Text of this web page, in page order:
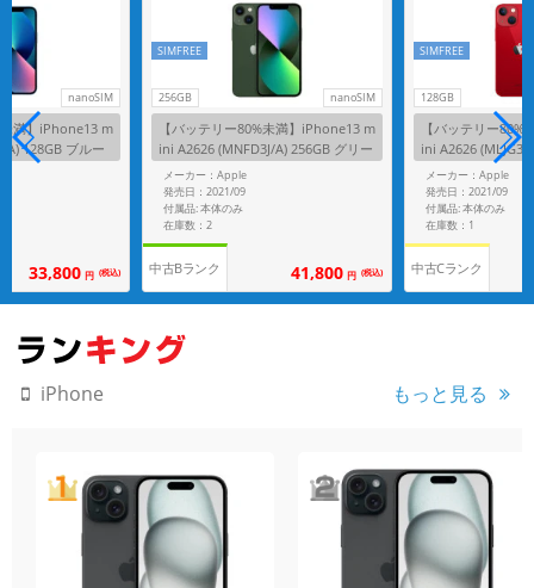
nanoSIM
満】iPhone13 m
A) 128GB ブルー
33,800 円 (税込)
256GB nanoSIM
SIMFREE
【バッテリー80%未満】iPhone13 m
ini A2626 (MNFD3J/A) 256GB グリー
ン 【国内版SIMフリー】
メーカー：Apple
発売日：2021/09
付属品: 本体のみ
在庫数：2
中古Bランク 41,800 円 (税込)
128GB
SIMFREE
【バッテリー
ini A2626
UCT)RED 【国内
メーカー：Apple
発売日：2021/09
付属品: 本体のみ
在庫数：1
中古Cランク
iPhone もっと見る